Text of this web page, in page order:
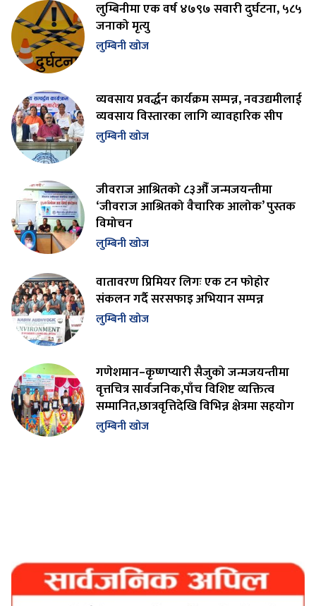
लुम्बिनीमा एक वर्ष ४७९७ सवारी दुर्घटना, ५८५
जनाको मृत्यु
लुम्बिनी खोज
व्यवसाय प्रवर्द्धन कार्यक्रम सम्पन्न, नवउद्यमीलाई
व्यवसाय विस्तारका लागि व्यावहारिक सीप
लुम्बिनी खोज
जीवराज आश्रितको ८३औँ जन्मजयन्तीमा
‘जीवराज आश्रितको वैचारिक आलोक’ पुस्तक
विमोचन
लुम्बिनी खोज
वातावरण प्रिमियर लिगः एक टन फोहोर
संकलन गर्दै सरसफाइ अभियान सम्पन्न
लुम्बिनी खोज
गणेशमान–कृष्णप्यारी सैजुको जन्मजयन्तीमा
वृत्तचित्र सार्वजनिक,पाँच विशिष्ट व्यक्तित्व
सम्मानित,छात्रवृत्तिदेखि विभिन्न क्षेत्रमा सहयोग
लुम्बिनी खोज